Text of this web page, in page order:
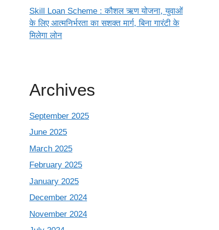
Skill Loan Scheme : कौशल ऋण योजना, युवाओं
के लिए आत्मनिर्भरता का सशक्त मार्ग, बिना गारंटी के
मिलेगा लोन
Archives
September 2025
June 2025
March 2025
February 2025
January 2025
December 2024
November 2024